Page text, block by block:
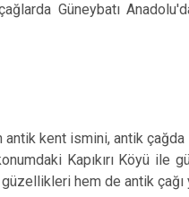
Güneybatı
kent ismini, antik çağda
Kapıkırı Köyü
hem de antik çağı